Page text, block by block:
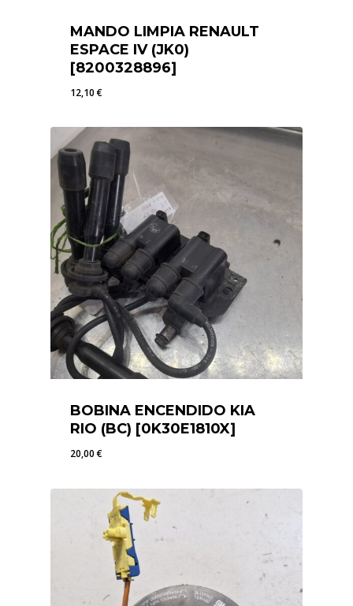
MANDO LIMPIA RENAULT
ESPACE IV (JK0)
[8200328896]
12,10€
BOBINA ENCENDIDO KIA
RIO (BC) [0K30E1810X]
20,00€